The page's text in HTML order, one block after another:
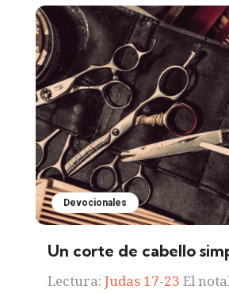
Devocionales
Un corte de cabello
Lectura: Judas 17-23 El